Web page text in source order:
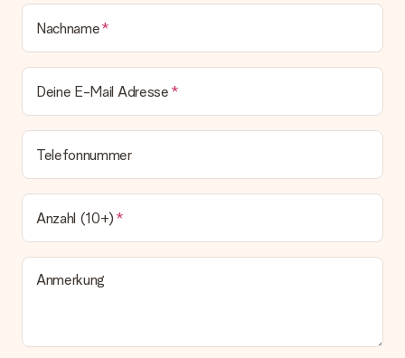
Nachname
Deine E-Mail Adresse
Telefonnummer
Anzahl (10+)
Anmerkung